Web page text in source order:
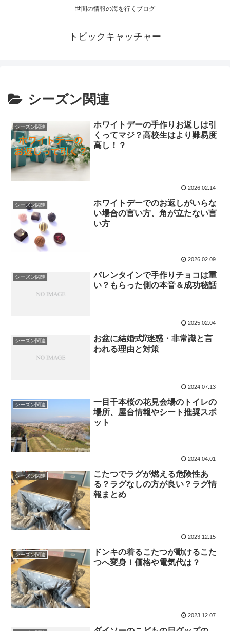
世間の情報の海を行くブログ
トピックキャッチャー
シーズン関連
シーズン関連
ホワイトデーの手作りお返しは引
くってマジ？高校生はより難易度
高し！？
2026.02.14
シーズン関連
ホワイトデーでのお返しがいらな
い場合の言い方、角が立たない言
い方
2026.02.09
シーズン関連
バレンタインで手作りチョコは重
い？もらった側の本音＆成功秘話
2025.02.04
シーズン関連
お盆に結婚式⁉迷惑・非常識と言
われる理由と対策
2024.07.13
シーズン関連
一目千本桜の花見会場のトイレの
場所、屋台情報やシート推奨スポ
ット
2024.04.01
シーズン関連
こたつでラグが燃える危険性あ
る？ラグなしの方が良い？ラグ情
報まとめ
2023.12.15
シーズン関連
ドンキの着るこたつが動けるこた
つへ変身！価格や電気代は？
2023.12.07